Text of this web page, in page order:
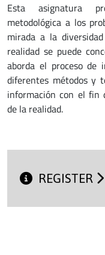
Esta asignatura
metodológica a los
mirada a la
realidad se puede
aborda el proceso de
diferentes métodos y
información con el fin
de la realidad.
REGISTER